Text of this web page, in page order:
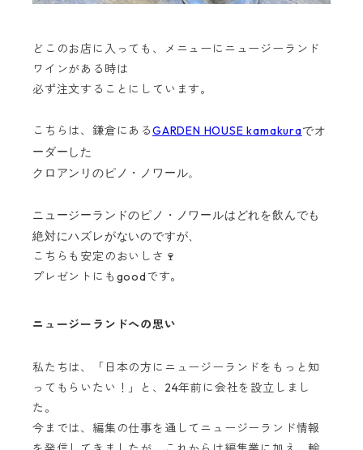
どこのお店に入っても、メニューにニュージーランド
ワインがある時は
必ず注文することにしています。
こちらは、鎌倉にあるGARDEN HOUSE kamakuraでオ
ーダーした
クロアンリのピノ・ノワール。
ニュージーランドのピノ・ノワールはどれを飲んでも
絶対にハズレがないのですが、
こちらも安定のおいしさ🍷
プレゼントにもgoodです。
ニュージーランドへの思い
私たちは、「日本の方にニュージーランドをもっと知
ってもらいたい！」と、24年前に会社を設立しまし
た。
今までは、編集の仕事を通してニュージーランド情報